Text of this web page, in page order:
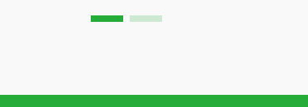
Parmi les composants les plus essentiels